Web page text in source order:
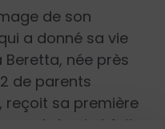
de son
a donné sa vie
Beretta, née près
de parents
reçoit sa première
ans et demi et fait